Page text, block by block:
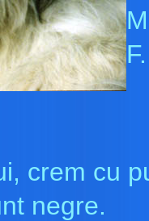
crem cu
negre.